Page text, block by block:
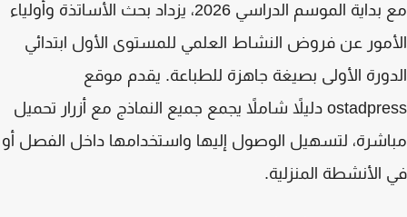
مع بداية الموسم الدراسي 2026، يزداد بحث الأساتذة وأولياء
عنفروض النشاط العلمي للمستوى الأول ابتدائي
الأولىبصيغة جاهزة للطباعة. يقدم موقع
دليلاً شاملاً يجمع جميع النماذج مع أزرار تحميل
لتسهيل الوصول إليها واستخدامها داخل الفصل أو
المنزلية.